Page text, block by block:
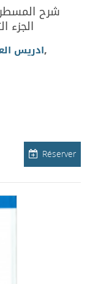
شرح
الجزء
ادريس,
Réserver